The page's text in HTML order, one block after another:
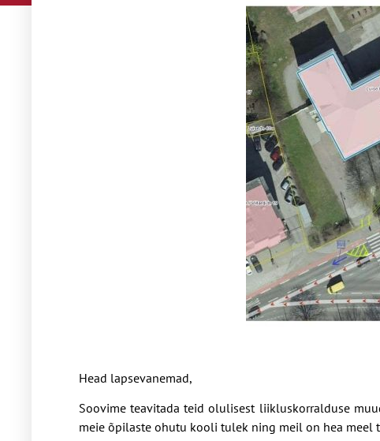
Head lapsevanemad,
Soovime teavitada teid olulisest liikluskorralduse
meie õpilaste ohutu kooli tulek ning meil on hea